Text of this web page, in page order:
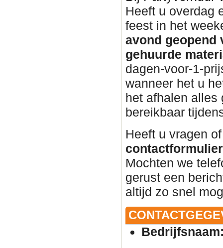
Heeft u overdag
feest in het
avond geopend
gehuurde
dagen-voor-1-
wanneer het u
het afhalen alles
bereikbaar
Heeft u vragen
Mochten we
gerust een
altijd zo snel